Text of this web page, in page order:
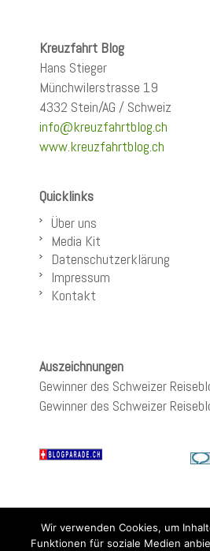
Kreuzfahrt Blog
Hans Stieger
Münchwilerstrasse 19
4332 Stein/AG / Schweiz
info@kreuzfahrtblog.ch
www.kreuzfahrtblog.ch
Quicklinks
Über uns
Media Kit
Datenschutzerklärung
Impressum
Kontakt
Auszeichnungen
Gewinner des Schweizer
Gewinner des Schweizer
Wir verwenden Cookies, um
Funktionen für soziale Medien